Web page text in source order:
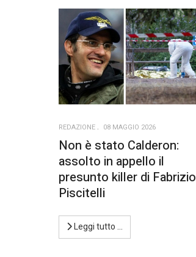
REDAZIONE 08 MAGGIO 2026
Non è stato Calderon:
assolto in appello il
presunto killer di Fabrizio
Piscitelli
Leggi tutto …